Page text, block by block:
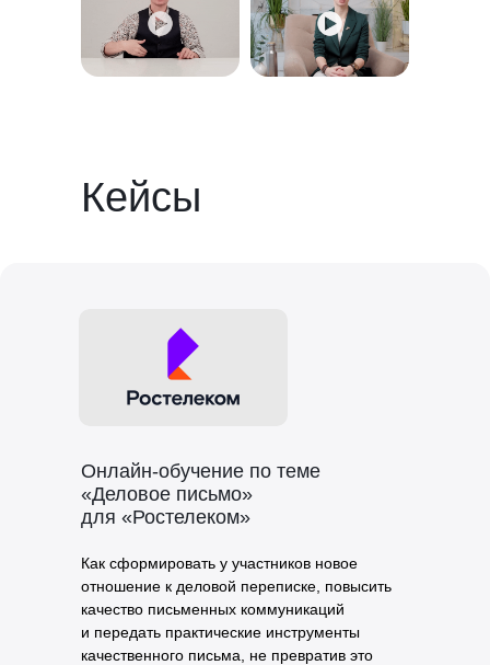
Кейсы
Онлайн-обучение по теме
«Деловое письмо»
для «Ростелеком»
Как сформировать у участников новое
отношение к деловой переписке, повысить
качество письменных коммуникаций
и передать практические инструменты
качественного письма, не превратив это